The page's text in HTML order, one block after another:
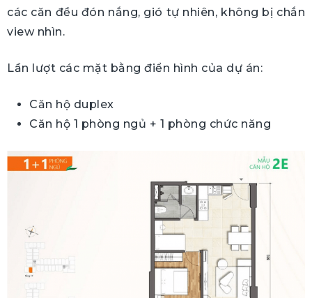
các căn đều đón nắng, gió tự nhiên, không bị chắn
view nhìn.
Lần lượt các mặt bằng điển hình của dự án:
Căn hộ duplex
Căn hộ 1 phòng ngủ + 1 phòng chức năng